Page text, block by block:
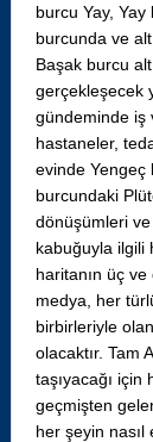
burcu Yay,
burcunda ve
Başak burcu
gerçekleşecek
gündeminde iş
hastaneler,
evinde Yengeç
burcundaki
dönüşümleri
kabuğuyla ilgili
haritanın üç
medya, her
birbirleriyle
olacaktır. Tam
taşıyacağı
geçmişten
her şeyin nasıl